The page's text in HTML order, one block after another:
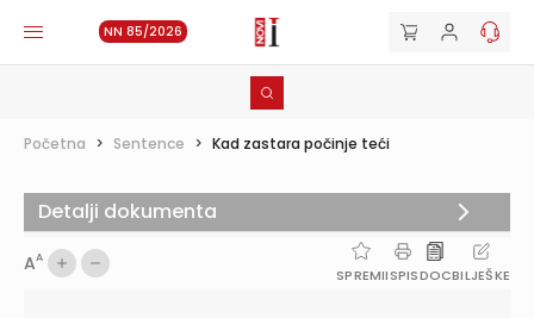
NN 85/2026
Početna > Sentence > Kad zastara počinje teći
AA
SPREMIISPISDOCBILJEŠKE
Detalji dokumenta